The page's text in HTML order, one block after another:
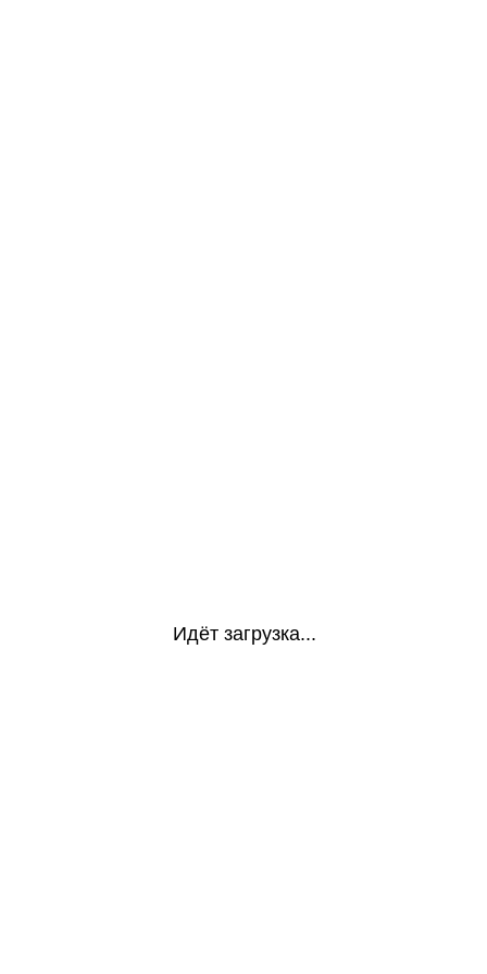
Идёт загрузка...